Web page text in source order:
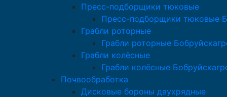
Пресс-подборщики тюковые
Пресс-подборщики тюковые
Грабли роторные
Грабли роторные
Грабли колёсные
Грабли колёсные
Почвообработка
Дисковые бороны двухрядные